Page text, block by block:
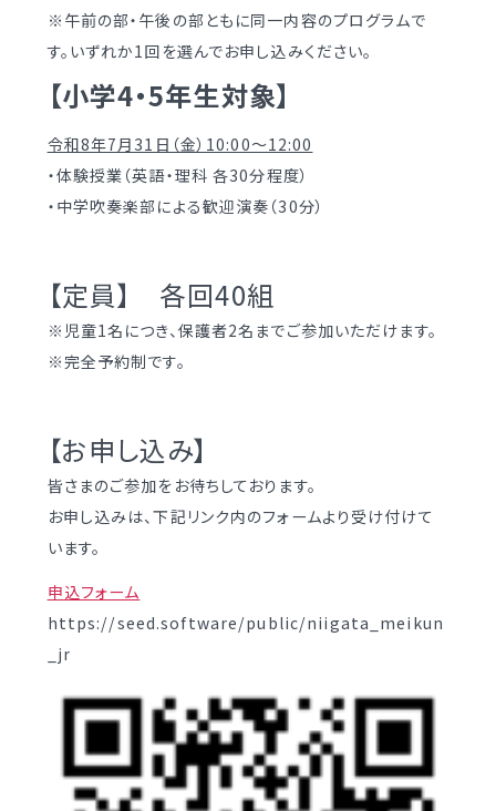
新着情報
明訓の学び（カリキュラムポリシー）
今月の予定
よくある質問
明訓同窓会
動画ライブラリー
お問い合わせ サイトマップ
プライバシーポリシー
各種書類ダウンロード
卒業生調査書交付手順
各種証明書交付手順
学校案内
施設紹介
今月の予定
教員募集
明訓同窓会
動画ライブラリー
明訓チャンネル
プライバシーポリシー
※午前の部・午後の部ともに同一内容のプログラムで
す。いずれか1回を選んでお申し込みください。
【小学4・5年生対象】
令和8年7月31日（金）10:00～12:00
・体験授業（英語・理科 各30分程度）
・中学吹奏楽部による歓迎演奏（30分）
【定員】 各回40組
※児童1名につき、保護者2名までご参加いただけます。
※完全予約制です。
【お申し込み】
皆さまのご参加をお待ちしております。
お申し込みは、下記リンク内のフォームより受け付けて
います。
申込フォーム
https://seed.software/public/niigata_meikun
_jr